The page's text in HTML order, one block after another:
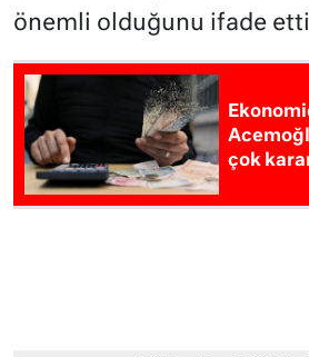
önemli olduğunu ifade
çok